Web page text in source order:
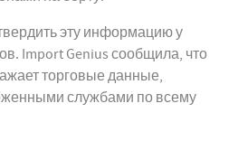
эту информацию у
Import Genius сообщила, что
торговые данные,
службами по всему